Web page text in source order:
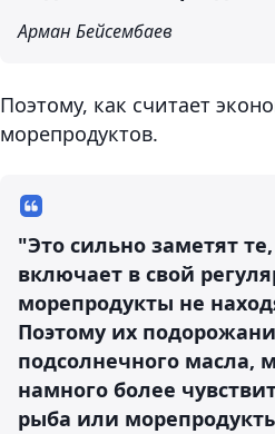
Арман Бейсембаев
Поэтому, как считает
морепродуктов.
"Это сильно заметят
включает в свой
морепродукты не
Поэтому их
подсолнечного масла,
намного более
рыба или